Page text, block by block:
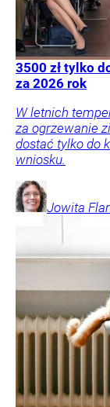
3500 zł tylko
za 2026 rok
W letnich
za ogrzewanie
dostać tylko do
wniosku.
Jowita